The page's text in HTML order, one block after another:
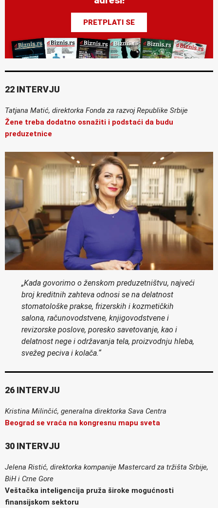
PRETPLATI SE
22 INTERVJU
Tatjana Matić, direktorka Fonda za razvoj Republike Srbije
Žene treba dodatno osnažiti i podstaći da budu
preduzetnice
„Kada govorimo o ženskom preduzetništvu, najveći
broj kreditnih zahteva odnosi se na delatnost
stomatološke prakse, frizerskih i kozmetičkih
salona, računovodstvene, knjigovodstvene i
revizorske poslove, poresko savetovanje, kao i
delatnost nege i održavanja tela, proizvodnju hleba,
svežeg peciva i kolača.“
26 INTERVJU
Kristina Milinčić, generalna direktorka Sava Centra
Beograd se vraća na kongresnu mapu sveta
30 INTERVJU
Jelena Ristić, direktorka kompanije Mastercard za tržišta Srbije,
BiH i Crne Gore
Veštačka inteligencija pruža široke mogućnosti
finansijskom sektoru